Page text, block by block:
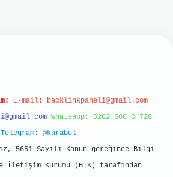
E-mail: backlinkpaneli@gmail.com
Whatsapp: 0262 606 0 726
Telegram: @karabul
5651 Sayılı Kanun gereğince Bilgi
Kurumu (BTK) tarafından